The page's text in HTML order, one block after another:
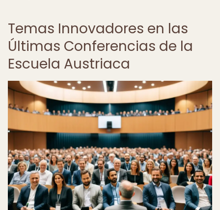
Temas Innovadores en las
Últimas Conferencias de la
Escuela Austriaca